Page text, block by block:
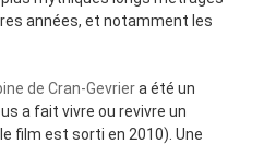
années, et notamment les
de Cran-Gevriera été un
a fait vivre ou revivre un
film est sorti en 2010). Une